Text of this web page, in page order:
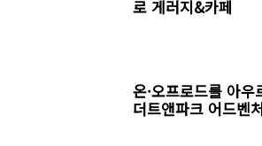
로 게러지&카페
온·오프로드를 아
더트앤파크 어드벤